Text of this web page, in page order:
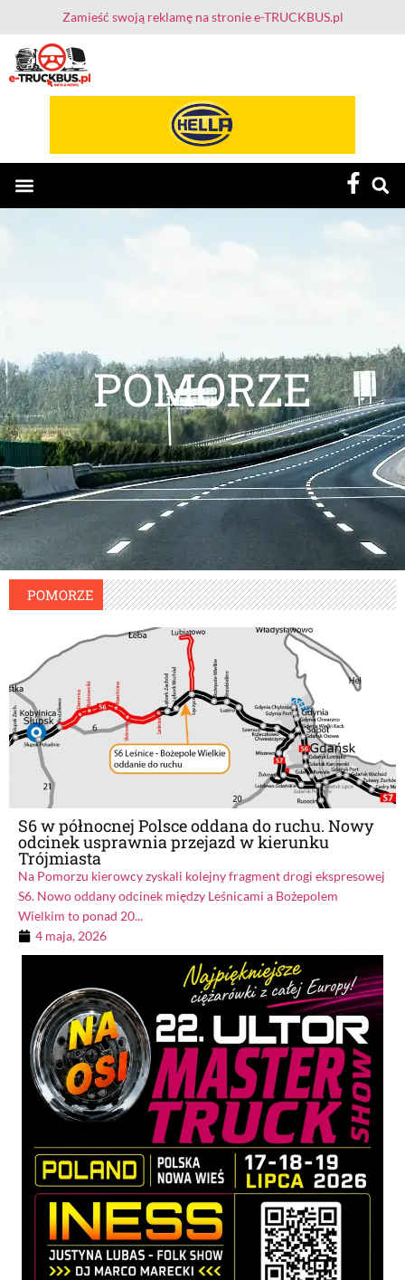
Zamieść swoją reklamę na stronie e-TRUCKBUS.pl
POMORZE
POMORZE
S6 w północnej Polsce oddana do ruchu. Nowy
odcinek usprawnia przejazd w kierunku
Trójmiasta
Na Pomorzu kierowcy zyskali kolejny fragment drogi ekspresowej
S6. Nowo oddany odcinek między Leśnicami a Bożepolem
Wielkim to ponad 20...
4 maja, 2026